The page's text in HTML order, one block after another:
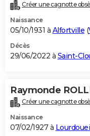
Créer une cagnotte
Naissance
05/10/1931 à Alfortville (
Décès
29/06/2022 à Saint-
Raymonde
Créer une cagnotte
Naissance
07/02/1927 à